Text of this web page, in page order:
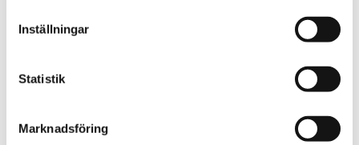
Inställningar
Statistik
Marknadsföring
Lagervara
Artikelnr
20252010